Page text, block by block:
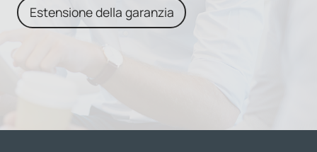
Estensione della garanzia